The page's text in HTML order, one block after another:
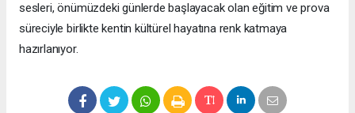
sesleri, önümüzdeki günlerde başlayacak olan eğitim ve prova
süreciyle birlikte kentin kültürel hayatına renk katmaya
hazırlanıyor.